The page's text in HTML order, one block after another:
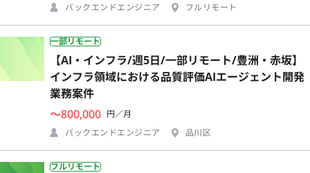
バックエンドエンジニア
フルリモート
一部リモート
【AI・インフラ/週5日/一部リモート/豊洲・赤坂】
インフラ領域における品質評価AIエージェント開発
業務案件
〜800,000 円／月
バックエンドエンジニア
品川区
フルリモート